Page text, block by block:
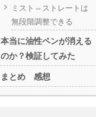
ミスト⇔ストレートは
無段階調整できる
本当に油性ペンが消える
のか？検証してみた
まとめ 感想